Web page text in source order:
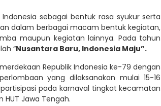
sebagai bentuk rasa syukur serta
dalam berbagai macam bentuk kegiatan,
maupun kegiatan lainnya. Pada tahun
“Nusantara Baru, Indonesia Maju”.
Republik Indonesia ke-79 dengan
yang dilaksanakan mulai 15-16
pada karnaval tingkat kecamatan
Jawa Tengah.